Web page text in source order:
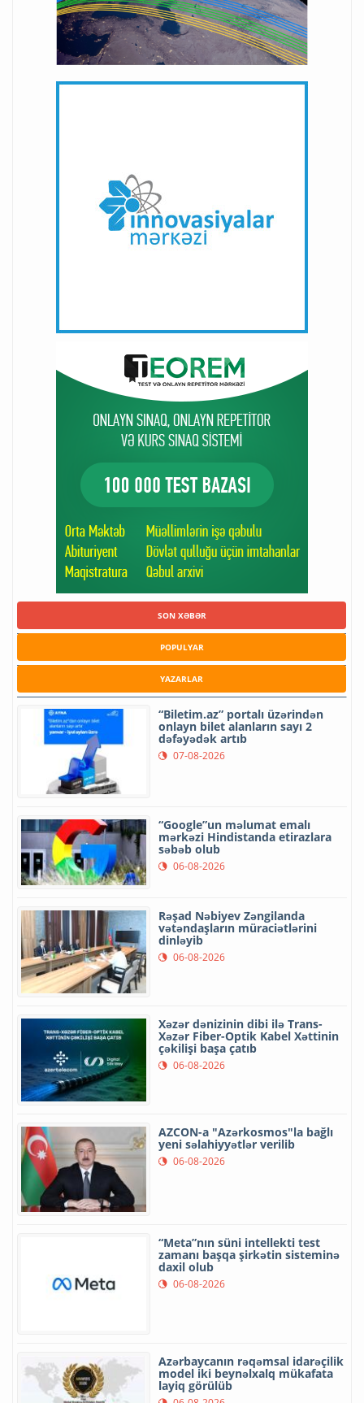
SON XƏBƏR
POPULYAR
YAZARLAR
“Biletim.az” portalı üzərindən
onlayn bilet alanların sayı 2
dəfəyədək artıb
07-08-2026
“Google”un məlumat emalı
mərkəzi Hindistanda etirazlara
səbəb olub
06-08-2026
Rəşad Nəbiyev Zəngilanda
vətəndaşların müraciətlərini
dinləyib
06-08-2026
Xəzər dənizinin dibi ilə Trans-
Xəzər Fiber-Optik Kabel Xəttinin
çəkilişi başa çatıb
06-08-2026
AZCON-a "Azərkosmos"la bağlı
yeni səlahiyyətlər verilib
06-08-2026
“Meta”nın süni intellekti test
zamanı başqa şirkətin sisteminə
daxil olub
06-08-2026
Azərbaycanın rəqəmsal idarəçilik
model iki beynəlxalq mükafata
layiq görülüb